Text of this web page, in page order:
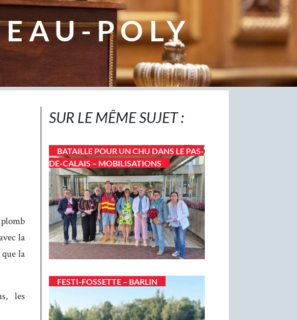
POLY
la
la
les
SUR LE MÊME SUJET :
BATAILLE POUR UN CHU DANS LE PAS-
DE-CALAIS – MOBILISATIONS
FESTI-FOSSETTE – BARLIN